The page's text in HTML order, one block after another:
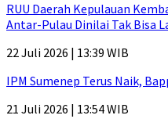
RUU Daerah Kepulauan
Antar-Pulau Dinilai Tak Bisa
22 Juli 2026 | 13:39 WIB
IPM Sumenep Terus Naik,
21 Juli 2026 | 13:54 WIB